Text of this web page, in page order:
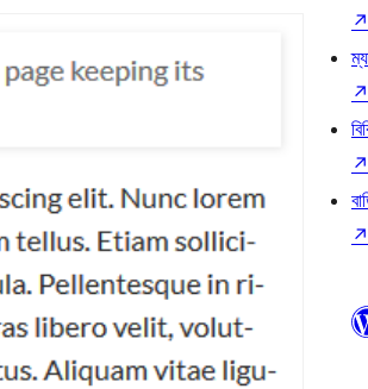
↗
↗
↗
↗